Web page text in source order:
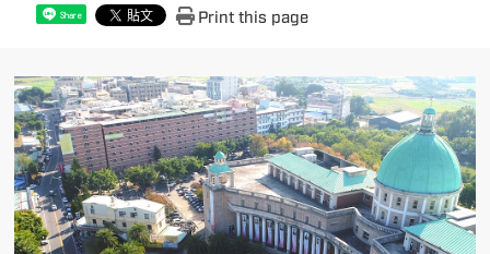
Share Print this page